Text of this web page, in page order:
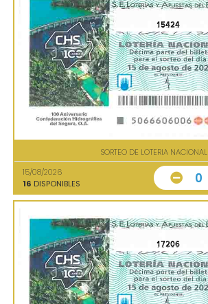
15424
SORTEO DE LOTERIA NACIONAL
15/08/2026
16 DISPONIBLES 0
17206